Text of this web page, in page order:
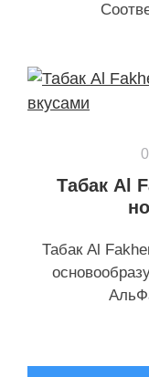
Табак Al
Табак Al